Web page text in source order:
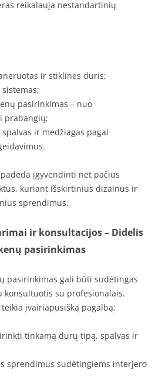
reikalauja nestandartinių
ir stiklines duris;
pasirinkimas – nuo
prabangių;
ir medžiagas pagal
įgyvendinti net pačius
kuriant išskirtinius dizainus ir
sprendimus.
ir konsultacijos – Didelis
pasirinkimas
pasirinkimas gali būti sudėtingas
konsultuotis su profesionalais.
įvairiapusišką pagalbą:
tinkamą durų tipą, spalvas ir
sprendimus sudėtingiems interjero